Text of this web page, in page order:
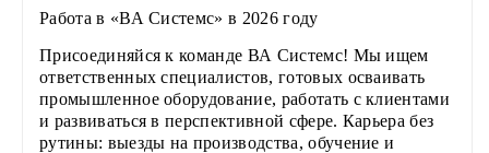
Работа в «ВА Системс» в 2026 году
Присоединяйся к команде ВА Системс! Мы ищем
ответственных специалистов, готовых осваивать
промышленное оборудование, работать с клиентами
и развиваться в перспективной сфере. Карьера без
рутины: выезды на производства, обучение и